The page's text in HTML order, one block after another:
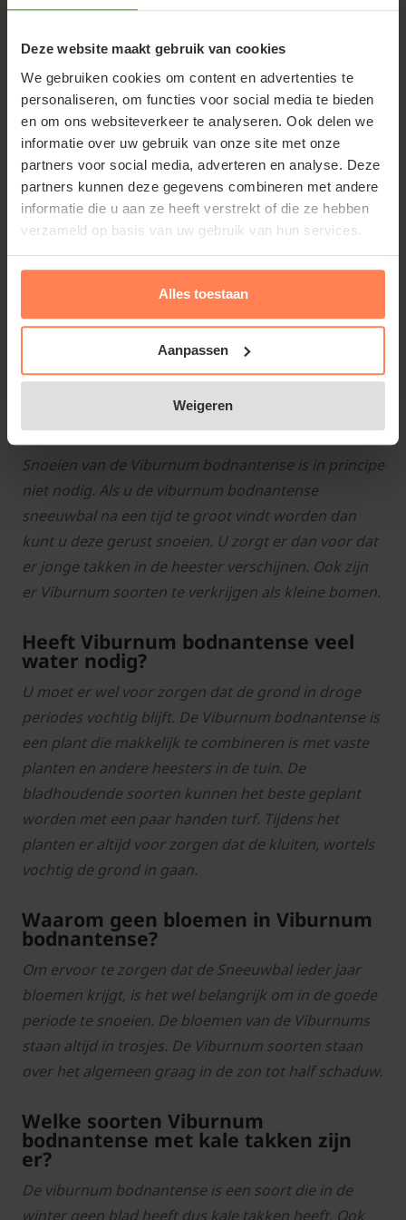
Deze website maakt gebruik van cookies
We gebruiken cookies om content en advertenties te
personaliseren, om functies voor social media te bieden
en om ons websiteverkeer te analyseren. Ook delen we
informatie over uw gebruik van onze site met onze
partners voor social media, adverteren en analyse. Deze
partners kunnen deze gegevens combineren met andere
informatie die u aan ze heeft verstrekt of die ze hebben
verzameld op basis van uw gebruik van hun services.
Alles toestaan
Aanpassen
Weigeren
bodem. Laat afgevallen bladeren onder de plant
turfstrooisel over, zodat zich een mulchlaag vormt
die zorgt voor een zurig milieu. Sproei een keer bij
langdurig, droge periodes. Door zijn langzame
compacte groeiwijze met opgaande takken hoeft
Viburnum bodnantense alleen gesnoeid te worden
om de vorm te bewaren. Ook kunnen na een
strenge winter in het voorjaar dode takken worden
weggeknipt. Als de tuinplant op het kale hout maar
Veelgestelde vragen over Viburnum
Hoe Viburnum bodnantense snoeien?
Snoeien van de Viburnum bodnantense is in principe
niet nodig. Als u de viburnum bodnantense
sneeuwbal na een tijd te groot vindt worden dan
kunt u deze gerust snoeien. U zorgt er dan voor dat
er jonge takken in de heester verschijnen. Ook zijn
er Viburnum soorten te verkrijgen als kleine bomen.
Heeft Viburnum bodnantense veel
water nodig?
U moet er wel voor zorgen dat de grond in droge
periodes vochtig blijft. De Viburnum bodnantense is
een plant die makkelijk te combineren is met vaste
planten en andere heesters in de tuin. De
bladhoudende soorten kunnen het beste geplant
worden met een paar handen turf. Tijdens het
planten er altijd voor zorgen dat de kluiten, wortels
vochtig de grond in gaan.
Waarom geen bloemen in Viburnum
bodnantense?
Om ervoor te zorgen dat de Sneeuwbal ieder jaar
bloemen krijgt, is het wel belangrijk om in de goede
periode te snoeien. De bloemen van de Viburnums
staan altijd in trosjes. De Viburnum soorten staan
over het algemeen graag in de zon tot half schaduw.
Welke soorten Viburnum
bodnantense met kale takken zijn
er?
De viburnum bodnantense is een soort die in de
winter geen blad heeft dus kale takken heeft. Ook